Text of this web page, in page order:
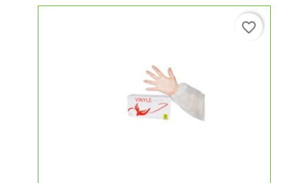
favorite_border